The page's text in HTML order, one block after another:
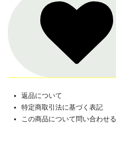
返品について
特定商取引法に基づく表記
この商品について問い合わせる